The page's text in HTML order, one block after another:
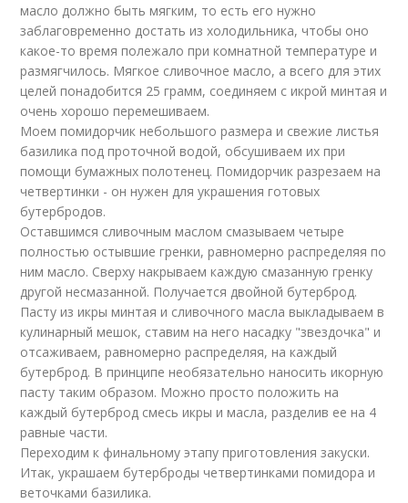
масло должно быть мягким, то есть его нужно
заблаговременно достать из холодильника, чтобы оно
какое-то время полежало при комнатной температуре и
размягчилось. Мягкое сливочное масло, а всего для этих
целей понадобится 25 грамм, соединяем с икрой минтая и
очень хорошо перемешиваем.
Моем помидорчик небольшого размера и свежие листья
базилика под проточной водой, обсушиваем их при
помощи бумажных полотенец. Помидорчик разрезаем на
четвертинки - он нужен для украшения готовых
бутербродов.
Оставшимся сливочным маслом смазываем четыре
полностью остывшие гренки, равномерно распределяя по
ним масло. Сверху накрываем каждую смазанную гренку
другой несмазанной. Получается двойной бутерброд.
Пасту из икры минтая и сливочного масла выкладываем в
кулинарный мешок, ставим на него насадку "звездочка" и
отсаживаем, равномерно распределяя, на каждый
бутерброд. В принципе необязательно наносить икорную
пасту таким образом. Можно просто положить на
каждый бутерброд смесь икры и масла, разделив ее на 4
равные части.
Переходим к финальному этапу приготовления закуски.
Итак, украшаем бутерброды четвертинками помидора и
веточками базилика.